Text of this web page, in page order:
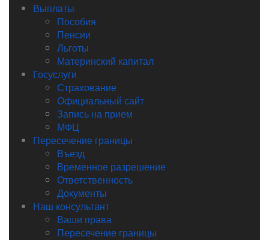
Выплаты
Пособия
Пенсии
Льготы
Материнский капитал
Госуслуги
Страхование
Официальный сайт
Запись на прием
МФЦ
Пересечение границы
Въезд
Временное разрешение
Ответственность
Документы
Наш консультант
Ваши права
Пересечение границы